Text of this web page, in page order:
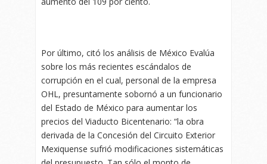
Por último, citó los análisis de México Evalúa
sobre los más recientes escándalos de
corrupción en el cual, personal de la empresa
OHL, presuntamente sobornó a un funcionario
del Estado de México para aumentar los
precios del Viaducto Bicentenario: “la obra
derivada de la Concesión del Circuito Exterior
Mexiquense sufrió modificaciones sistemáticas